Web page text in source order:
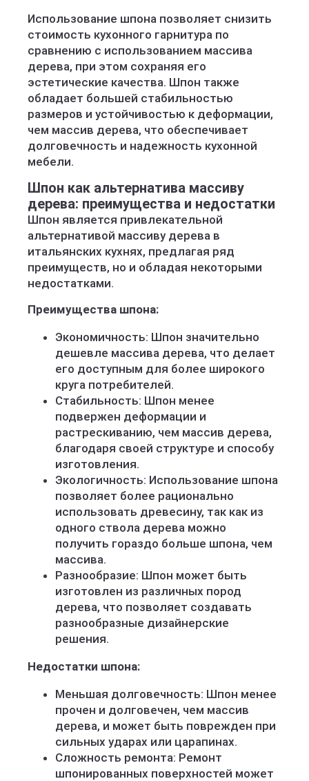
Использование шпона позволяет снизить
стоимость кухонного гарнитура по
сравнению с использованием массива
дерева, при этом сохраняя его
эстетические качества. Шпон также
обладает большей стабильностью
размеров и устойчивостью к деформации,
чем массив дерева, что обеспечивает
долговечность и надежность кухонной
мебели.
Шпон как альтернатива массиву
дерева: преимущества и недостатки
Шпон является привлекательной
альтернативой массиву дерева в
итальянских кухнях, предлагая ряд
преимуществ, но и обладая некоторыми
недостатками.
Преимущества шпона:
Экономичность: Шпон значительно
дешевле массива дерева, что делает
его доступным для более широкого
круга потребителей.
Стабильность: Шпон менее
подвержен деформации и
растрескиванию, чем массив дерева,
благодаря своей структуре и способу
изготовления.
Экологичность: Использование шпона
позволяет более рационально
использовать древесину, так как из
одного ствола дерева можно
получить гораздо больше шпона, чем
массива.
Разнообразие: Шпон может быть
изготовлен из различных пород
дерева, что позволяет создавать
разнообразные дизайнерские
решения.
Недостатки шпона:
Меньшая долговечность: Шпон менее
прочен и долговечен, чем массив
дерева, и может быть поврежден при
сильных ударах или царапинах.
Сложность ремонта: Ремонт
шпонированных поверхностей может